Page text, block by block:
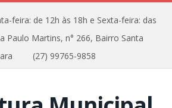
feira: de 12h às 18h e Sexta-feira: das
Paulo Martins, n° 266, Bairro Santa
(27) 99765-9858